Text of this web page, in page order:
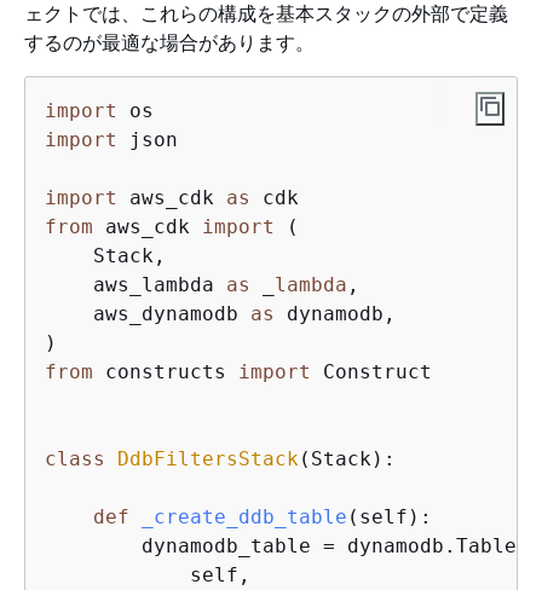
ェクトでは、これらの構成を基本スタックの外部で定義
するのが最適な場合があります。
import
import
json
import aws_cdk as
from aws_cdk import
(
    Stack,
    aws_lambda
as lambda ,
    aws_dynamodb
as
dynamodb,
from constructs import Construct
class DdbFiltersStack( Stack):
def _create_ddb_table ( self ):
        dynamodb_table = dynamodb.Table(
            self,